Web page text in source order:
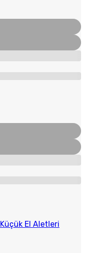
Küçük El Aletleri